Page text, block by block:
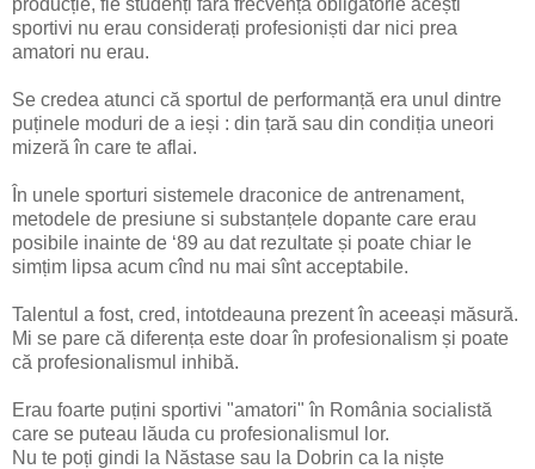
sportivi nu erau considerați profesioniști dar nici prea
amatori nu erau.
Se credea atunci că sportul de performanță era unul dintre
puținele moduri de a ieși : din țară sau din condiția uneori
mizeră în care te aflai.
În unele sporturi sistemele draconice de antrenament,
metodele de presiune si substanțele dopante care erau
posibile inainte de ‘89 au dat rezultate și poate chiar le
simțim lipsa acum cînd nu mai sînt acceptabile.
Talentul a fost, cred, intotdeauna prezent în aceeași măsură.
Mi se pare că diferența este doar în profesionalism și poate
că profesionalismul inhibă.
Erau foarte puțini sportivi "amatori" în România socialistă
care se puteau lăuda cu profesionalismul lor.
Nu te poți gindi la Năstase sau la Dobrin ca la niște